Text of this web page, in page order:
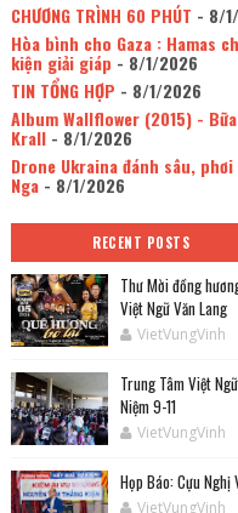
CHƯƠNG TRÌNH 60 PHÚT - 8/
Hòa bình cho Gaza : Hamas
kiện giải giáp - 8/1/2026
TIN TỔNG HỢP - 8/1/2026
Album Wallflower (2015) -
Krall- 8/1/2026
Drone Ukraina đánh sâu,
Nga- 8/1/2026
RECENT POSTS
Thư Mời đồng
Việt Ngữ Văn Lang
VietVungVinh
Trung Tâm Việt
Niệm 9-11
VietVungVinh
Họp Báo: Cựu Nghị
VietVungVinh